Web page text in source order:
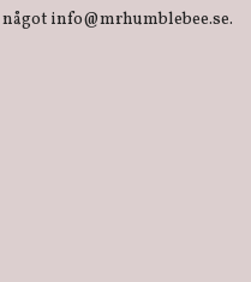
info@mrhumblebee.se.